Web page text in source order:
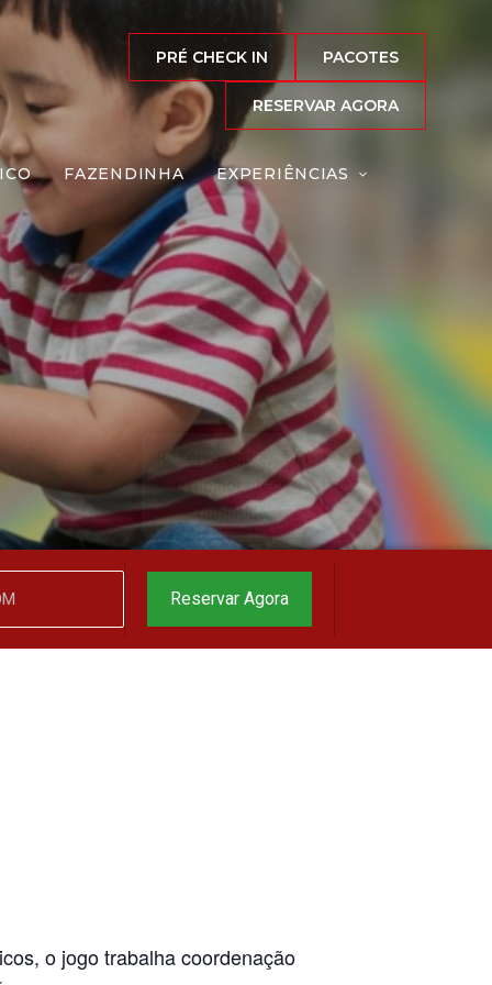
PRÉ CHECK IN PACOTES
RESERVAR AGORA
FAZENDINHA EXPERIÊNCIAS
o jogo trabalha coordenação
Reserve agora, com
o melhor preço
garantido
Reservar Agora